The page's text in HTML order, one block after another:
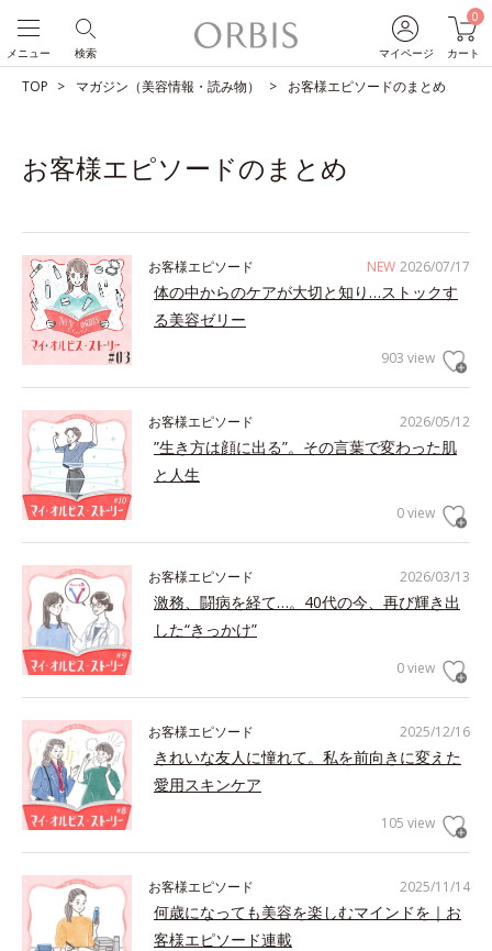
マイページ
0
カート
検索
メニュー
TOP マガジン（美容情報・読み物） お客様エピソードのまとめ
お客様エピソードのまとめ
NEW 2026/07/17
お客様エピソード
体の中からのケアが大切と知り…ストックす
る美容ゼリー
903 view
2026/05/12
お客様エピソード
”生き方は顔に出る”。その言葉で変わった肌
と人生
0 view
2026/03/13
お客様エピソード
激務、闘病を経て…。40代の今、再び輝き出
した“きっかけ”
0 view
2025/12/16
お客様エピソード
きれいな友人に憧れて。私を前向きに変えた
愛用スキンケア
105 view
2025/11/14
お客様エピソード
何歳になっても美容を楽しむマインドを｜お
客様エピソード連載